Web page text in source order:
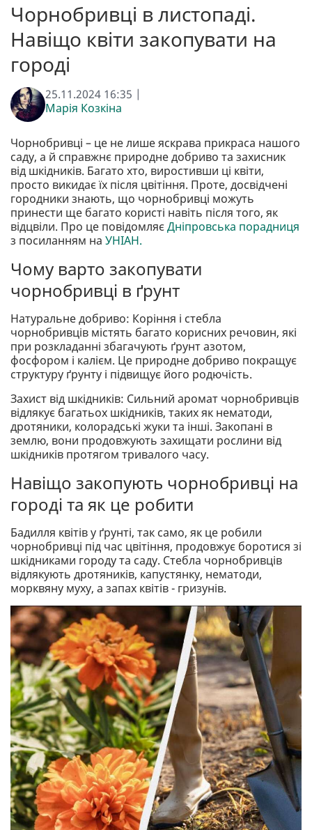
Чорнобривці в листопаді.
Навіщо квіти закопувати на
городі
25.11.2024 16:35 |
Марія Козкіна
Чорнобривці – це не лише яскрава прикраса нашого
саду, а й справжнє природне добриво та захисник
від шкідників. Багато хто, виростивши ці квіти,
просто викидає їх після цвітіння. Проте, досвідчені
городники знають, що чорнобривці можуть
принести ще багато користі навіть після того, як
відцвіли. Про це повідомляєДніпровська порадниця
з посиланням на УНІАН.
Чому варто закопувати
чорнобривці в ґрунт
Натуральне добриво: Коріння і стебла
чорнобривців містять багато корисних речовин, які
при розкладанні збагачують ґрунт азотом,
фосфором і калієм. Це природне добриво покращує
структуру ґрунту і підвищує його родючість.
Захист від шкідників: Сильний аромат чорнобривців
відлякує багатьох шкідників, таких як нематоди,
дротяники, колорадські жуки та інші. Закопані в
землю, вони продовжують захищати рослини від
шкідників протягом тривалого часу.
Навіщо закопують чорнобривці на
городі та як це робити
Бадилля квітів у ґрунті, так само, як це робили
чорнобривці під час цвітіння, продовжує боротися зі
шкідниками городу та саду. Стебла чорнобривців
відлякують дротяників, капустянку, нематоди,
морквяну муху, а запах квітів - гризунів.